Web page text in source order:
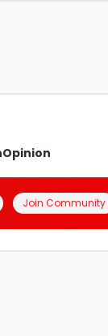
Opinion
Join Community